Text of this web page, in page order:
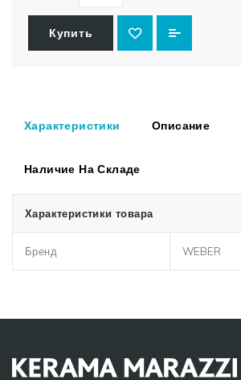
Купить
Характеристики Описание
Наличие На Складе
Характеристики товара
Бренд WEBER